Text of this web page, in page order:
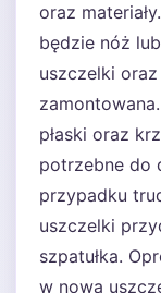
oraz
będzie nóż
uszczelki
płaski oraz
potrzebne do
przypadku
uszczelki
szpatułka.
w nową